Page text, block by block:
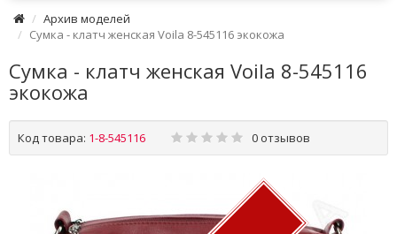
Архив моделей
Сумка - клатч женская Voila 8-545116 экокожа
Сумка - клатч женская Voila 8-545116
экокожа
Код товара: 1-8-545116 0 отзывов